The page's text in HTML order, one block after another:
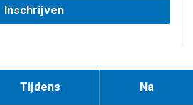
Inschrijven
Tijdens Na